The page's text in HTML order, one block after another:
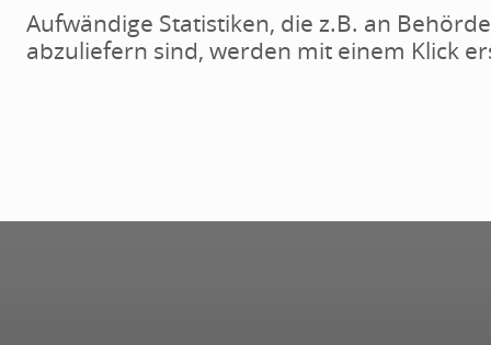
Aufwändige Statistiken, die z.B. an
abzuliefern sind, werden mit einem Klick